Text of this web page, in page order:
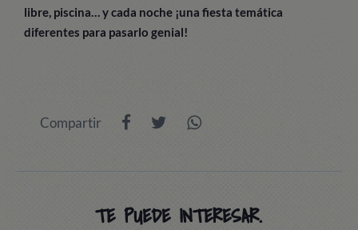
libre, piscina… y cada noche ¡una fiesta temática
diferentes para pasarlo genial!
Compartir
TE PUEDE INTERESAR.